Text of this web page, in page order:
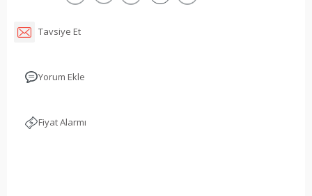
Tavsiye Et
Yorum Ekle
Fiyat Alarmı